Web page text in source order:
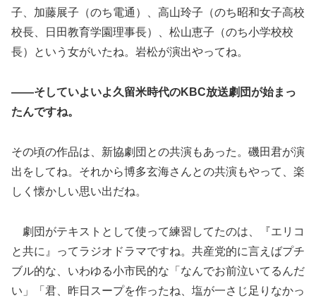
子、加藤展子（のち電通）、高山玲子（のち昭和女子高校
校長、日田教育学園理事長）、松山恵子（のち小学校校
長）という女がいたね。岩松が演出やってね。
――そしていよいよ久留米時代のKBC放送劇団が始まっ
たんですね。
その頃の作品は、新協劇団との共演もあった。磯田君が演
出をしてね。それから博多玄海さんとの共演もやって、楽
しく懐かしい思い出だね。
劇団がテキストとして使って練習してたのは、『エリコ
と共に』ってラジオドラマですね。共産党的に言えばプチ
ブル的な、いわゆる小市民的な「なんでお前泣いてるんだ
い」「君、昨日スープを作ったね、塩が一さじ足りなかっ